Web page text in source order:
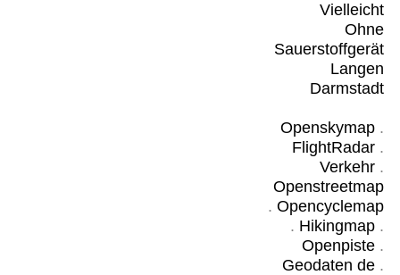
Vielleicht
Ohne
Sauerstoffgerät
Langen
Darmstadt
Openskymap.
FlightRadar.
Verkehr.
Openstreetmap
. Opencyclemap
. Hikingmap.
Openpiste.
Geodaten de.